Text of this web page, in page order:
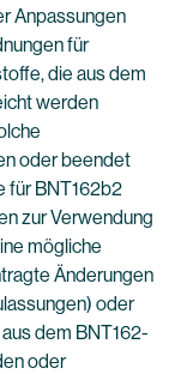
Anpassungen
für
die aus dem
werden
oder beendet
für BNT162b2
zur Verwendung
mögliche
Änderungen
oder
dem BNT162-
oder